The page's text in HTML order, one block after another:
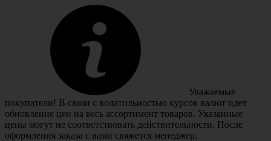
Уважаемые
покупатели! В связи с волатильностью курсов валют идет
обновление цен на весь ассортимент товаров. Указанные
цены могут не соответствовать действительности. После
оформления заказа с вами свяжется менеджер.